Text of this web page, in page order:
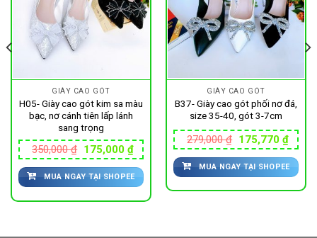
GIÀY CAO GÓT
H05- Giày cao gót kim sa màu
bạc, nơ cánh tiên lấp lánh
sang trọng
350,000₫ Giá
gốc
là:
350,000 ₫.
175,000 ₫Giá
hiện
tại
là:
175,000 ₫.
MUA NGAY TẠI SHOPEE
GIÀY CAO GÓT
B37- Giày cao gót phối nơ đá,
size 35-40, gót 3-7cm
279,000₫ Giá
gốc
là:
279,000 ₫.
175,770 ₫Giá
hiện
tại
là:
MUA NGAY TẠI SHOPEE
₫.